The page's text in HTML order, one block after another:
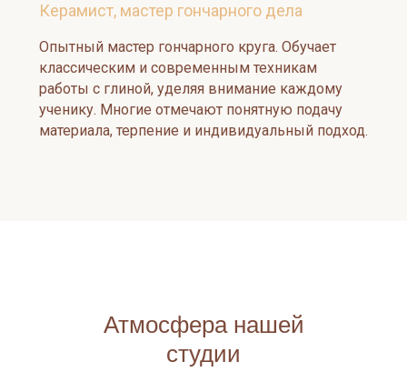
Керамист, мастер гончарного дела
Опытный мастер гончарного круга. Обучает
классическим и современным техникам
работы с глиной, уделяя внимание каждому
ученику. Многие отмечают понятную подачу
материала, терпение и индивидуальный подход.
Атмосфера нашей
студии